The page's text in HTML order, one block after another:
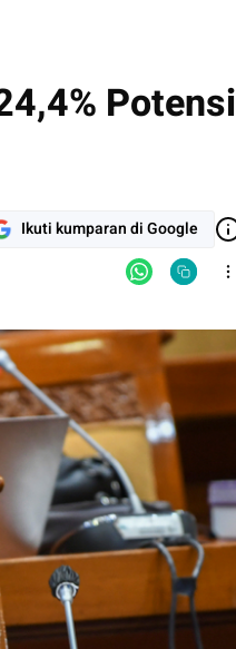
Potensi
Ikuti kumparan di Google